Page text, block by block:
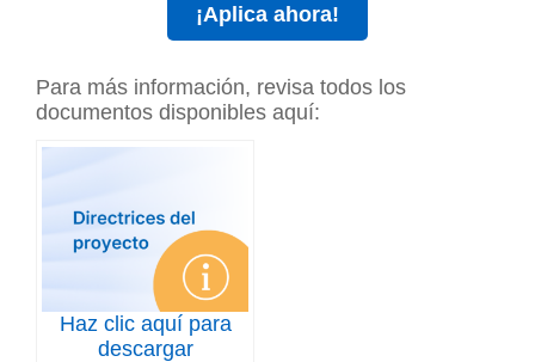
¡Aplica ahora!
Para más información, revisa todos los
documentos disponibles aquí:
Haz clic aquí para
descargar